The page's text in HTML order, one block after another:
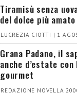
Tiramisù senza
del dolce più
LUCREZIA CIOTTI | 1
Grana Padano, il
anche d’estate
gourmet
REDAZIONE NOVELLA